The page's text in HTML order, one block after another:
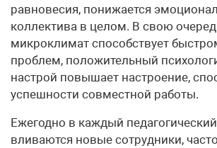
равновесия, понижается
коллектива в целом. В свою
микроклимат способствует
проблем, положительный
настрой повышает настроение,
успешности совместной работы.
Ежегодно в каждый
вливаются новые сотрудники,